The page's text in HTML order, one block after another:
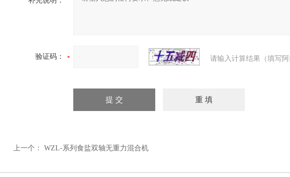
验证码： 请输入计算结果（填写
上一个： WZL-系列食盐双轴无重力混合机